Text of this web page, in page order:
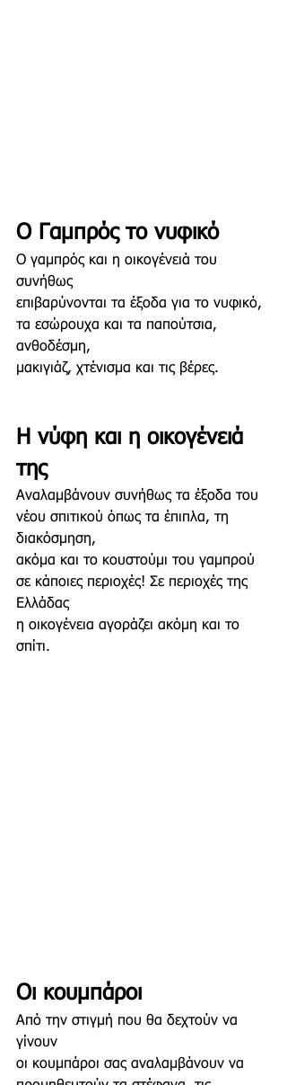
Ο Γαμπρός το νυφικό
Ο γαμπρός και η οικογένειά του
συνήθως
επιβαρύνονται τα έξοδα για το νυφικό,
τα εσώρουχα και τα παπούτσια,
ανθοδέσμη,
μακιγιάζ, χτένισμα και τις βέρες.
Η νύφη και η οικογένειά
της
Αναλαμβάνουν συνήθως τα έξοδα του
νέου σπιτικού όπως τα έπιπλα, τη
διακόσμηση,
ακόμα και το κουστούμι του γαμπρού
σε κάποιες περιοχές! Σε περιοχές της
Ελλάδας
η οικογένεια αγοράζει ακόμη και το
σπίτι.
Οι κουμπάροι
Από την στιγμή που θα δεχτούν να
γίνουν
οι κουμπάροι σας αναλαμβάνουν να